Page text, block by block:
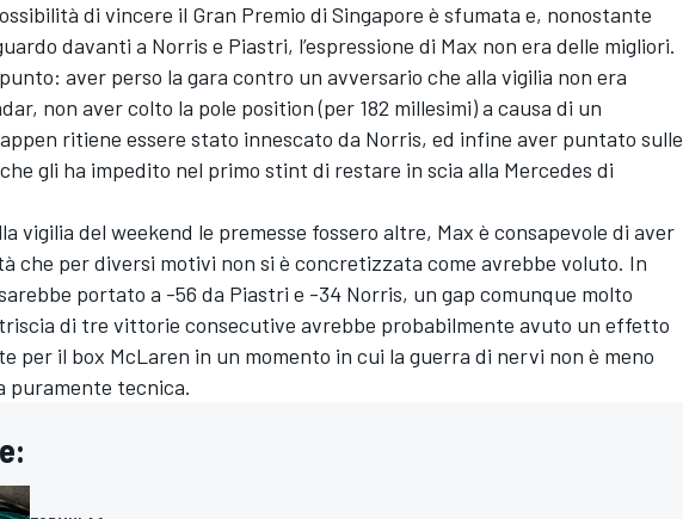
di vincere il Gran Premio di Singapore è sfumata e, nonostante
davanti a Norris e Piastri, l’espressione di Max non era delle migliori.
aver perso la gara contro un avversario che alla vigilia non era
non aver colto la pole position (per 182 millesimi) a causa di un
ritiene essere stato innescato da Norris, ed infine aver puntato sulle
gli ha impedito nel primo stint di restare in scia alla Mercedes di
vigilia del weekend le premesse fossero altre, Max è consapevole di aver
che per diversi motivi non si è concretizzata come avrebbe voluto. In
portato a -56 da Piastri e -34 Norris, un gap comunque molto
di tre vittorie consecutive avrebbe probabilmente avuto un effetto
per il box McLaren in un momento in cui la guerra di nervi non è meno
puramente tecnica.